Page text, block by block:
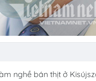
nghề bán thịt ở